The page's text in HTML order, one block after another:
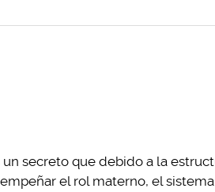
un secreto que debido a la
el rol materno, el